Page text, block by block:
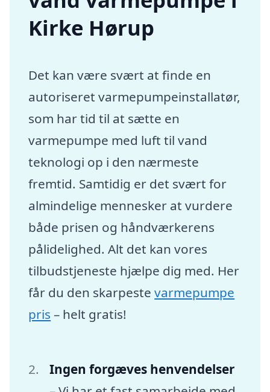
Kirke Hørup
Det kan være svært at finde en
autoriseret varmepumpeinstallatør,
som har tid til at sætte en
varmepumpe med luft til vand
teknologi op i den nærmeste
fremtid. Samtidig er det svært for
almindelige mennesker at vurdere
både prisen og håndværkerens
pålidelighed. Alt det kan vores
tilbudstjeneste hjælpe dig med. Her
får du den skarpestevarmepumpe
pris – helt gratis!
Ingen forgæves henvendelser